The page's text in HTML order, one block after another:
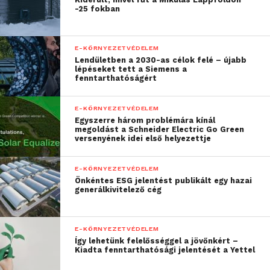
-25 fokban
E-KÖRNYEZETVÉDELEM
Lendületben a 2030-as célok felé – újabb
lépéseket tett a Siemens a
fenntarthatóságért
E-KÖRNYEZETVÉDELEM
Egyszerre három problémára kínál
megoldást a Schneider Electric Go Green
versenyének idei első helyezettje
E-KÖRNYEZETVÉDELEM
Önkéntes ESG jelentést publikált egy hazai
generálkivitelező cég
E-KÖRNYEZETVÉDELEM
Így lehetünk felelősséggel a jövőnkért –
Kiadta fenntarthatósági jelentését a Yettel